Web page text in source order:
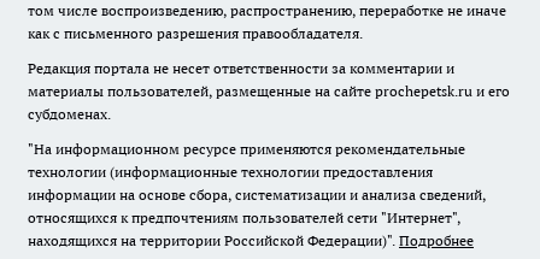
том числе воспроизведению, распространению, переработке не иначе
как с письменного разрешения правообладателя.
Редакция портала не несет ответственности за комментарии и
материалы пользователей, размещенные на сайте prochepetsk.ru и его
субдоменах.
"На информационном ресурсе применяются рекомендательные
технологии (информационные технологии предоставления
информации на основе сбора, систематизации и анализа сведений,
относящихся к предпочтениям пользователей сети "Интернет",
находящихся на территории Российской Федерации)". Подробнее